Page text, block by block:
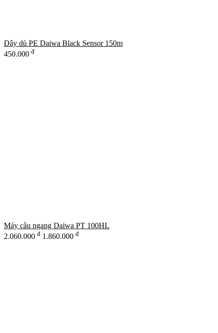
Dây dù PE Daiwa Black Sensor 150m
450.000 đ
Máy câu ngang Daiwa PT 100HL
2.060.000 đ 1.860.000 đ